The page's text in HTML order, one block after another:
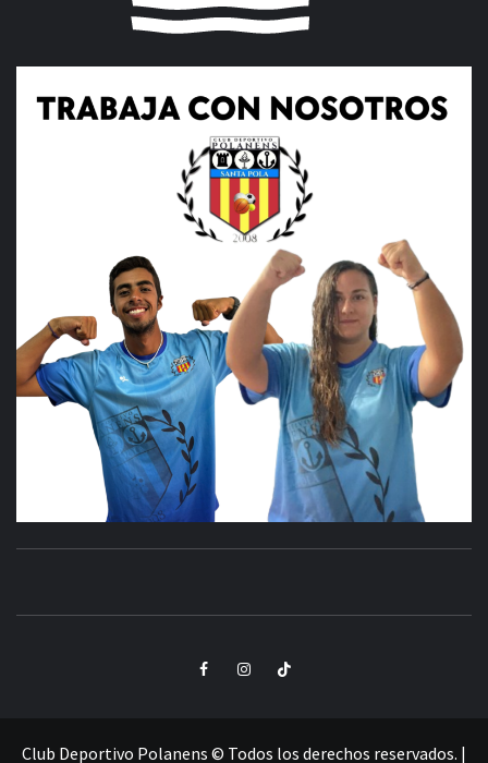
CLUB
DEPORTIVO
ElementoElementoElemento
Club Deportivo Polanens © Todos los derechos reservados. |